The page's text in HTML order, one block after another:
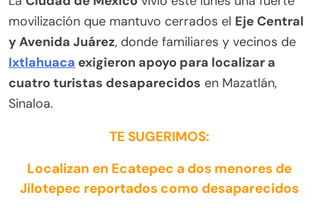
movilización que mantuvo cerrados el Eje Central
y Avenida Juárez, donde familiares y vecinos de
Ixtlahuaca exigieron apoyo para localizar a
cuatro turistas desaparecidos en Mazatlán,
Sinaloa.
TE SUGERIMOS:
Localizan en Ecatepec a dos menores de
Jilotepec reportados como desaparecidos